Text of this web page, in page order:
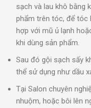
sạch và lau khô bằng
phẩm trên tóc, để tóc
hợp với mũ ủ lạnh
khi dùng sản phẩm.
Sau đó gội sạch sấy
thể sử dụng như dầu
Tại Salon chuyên
nhuộm, hoặc bôi lên